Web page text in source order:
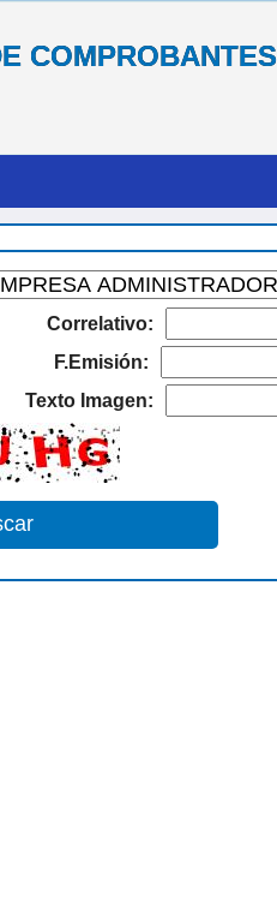
COMPROBANTES
Correlativo:
F.Emisión:
Texto Imagen: